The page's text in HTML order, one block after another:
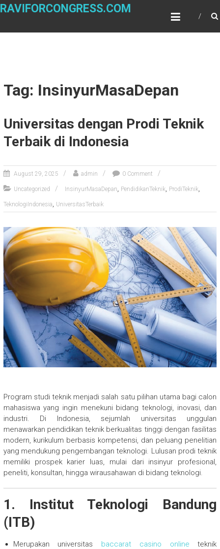
Skip
RAVIFORCONGRESS.COM
Tag: InsinyurMasaDepan
Universitas dengan Prodi Teknik
Terbaik di Indonesia
August 29, 2025 admin 0 Comment
Uncategorized InsinyurMasaDepan, PendidikanTeknik, ProdiTeknik,
TeknologiIndonesia, UniversitasTerbaik
Program studi teknik menjadi salah satu pilihan utama bagi calon
mahasiswa yang ingin menekuni bidang teknologi, inovasi, dan
industri. Di Indonesia, sejumlah universitas unggulan
menawarkan pendidikan teknik berkualitas tinggi dengan fasilitas
modern, kurikulum berbasis kompetensi, dan peluang penelitian
yang mendukung pengembangan teknologi. Lulusan prodi teknik
memiliki prospek karier luas, mulai dari insinyur profesional,
peneliti, konsultan, hingga wirausahawan di bidang teknologi.
1. Institut Teknologi Bandung
(ITB)
Merupakan universitas baccarat casino online teknik